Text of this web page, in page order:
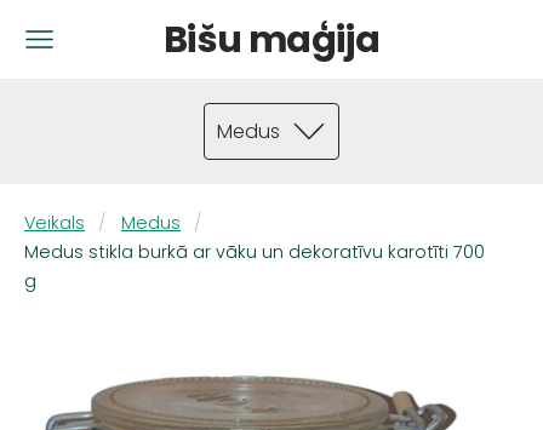
Bišu maģija
Medus
Veikals
Medus
Medus stikla burkā ar vāku un dekoratīvu karotīti 700
g